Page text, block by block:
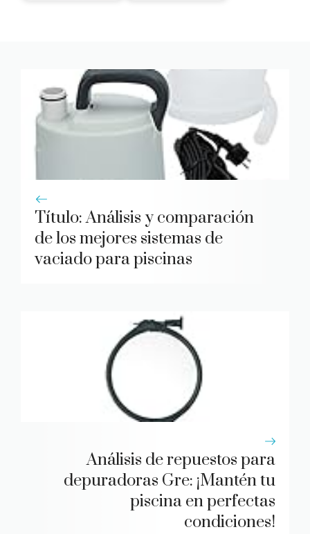
Título: Análisis y comparación
de los mejores sistemas de
vaciado para piscinas
Análisis de repuestos para
depuradoras Gre: ¡Mantén tu
piscina en perfectas
condiciones!